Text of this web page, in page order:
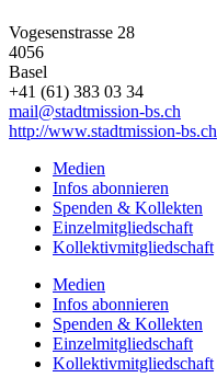
Vogesenstrasse 28
4056
Basel
+41 (61) 383 03 34
mail@stadtmission-bs.ch
http://www.stadtmission-bs.ch
Medien
Infos abonnieren
Spenden & Kollekten
Einzelmitgliedschaft
Kollektivmitgliedschaft
Medien
Infos abonnieren
Spenden & Kollekten
Einzelmitgliedschaft
Kollektivmitgliedschaft